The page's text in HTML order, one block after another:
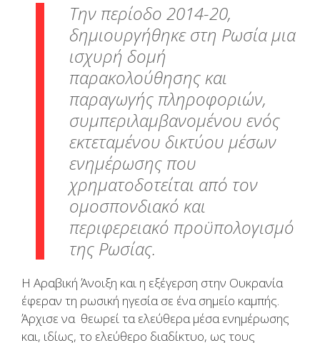
Την περίοδο 2014-20,
δημιουργήθηκε στη Ρωσία μια
ισχυρή δομή
παρακολούθησης και
παραγωγής πληροφοριών,
συμπεριλαμβανομένου ενός
εκτεταμένου δικτύου μέσων
ενημέρωσης που
χρηματοδοτείται από τον
ομοσπονδιακό και
περιφερειακό προϋπολογισμό
της Ρωσίας.
Η Αραβική Άνοιξη και η εξέγερση στην Ουκρανία
έφεραν τη ρωσική ηγεσία σε ένα σημείο καμπής.
Άρχισε να θεωρεί τα ελεύθερα μέσα ενημέρωσης
και, ιδίως, το ελεύθερο διαδίκτυο, ως τους